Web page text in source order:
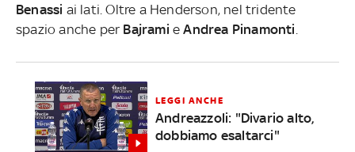
Benassi ai lati. Oltre a Henderson, nel tridente
spazio anche per BajramieAndrea Pinamonti
LEGGI ANCHE
Andreazzoli: "Divario alto,
dobbiamo esaltarci"